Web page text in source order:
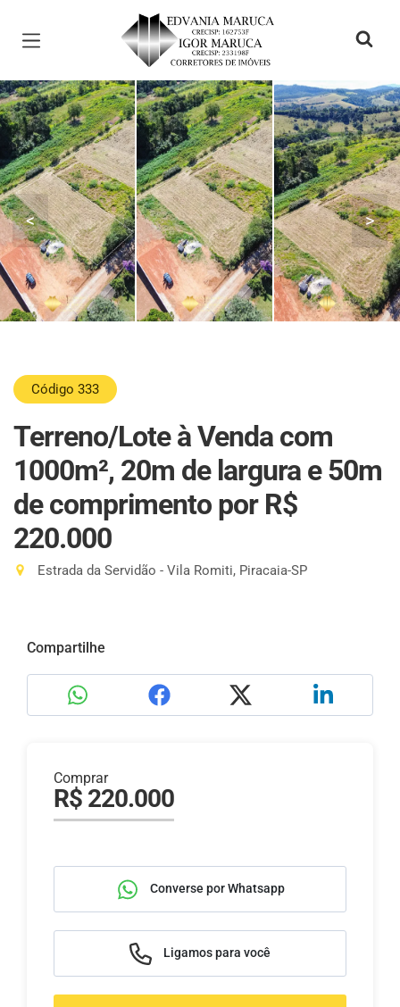
Página inicial
< >
Código 333
Terreno/Lote à Venda com
1000m², 20m de largura e 50m
de comprimento por R$
220.000
Estrada da Servidão - Vila Romiti, Piracaia-SP
Compartilhe
Comprar
R$ 220.000
Converse por Whatsapp
Ligamos para você